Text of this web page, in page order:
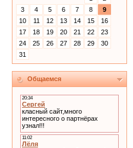
3
4 5 6 7 8
9
10
11 12 13 14 15
16
17
18 19 20 21 22
23
24
25 26 27 28 29
30
31
Общаемся